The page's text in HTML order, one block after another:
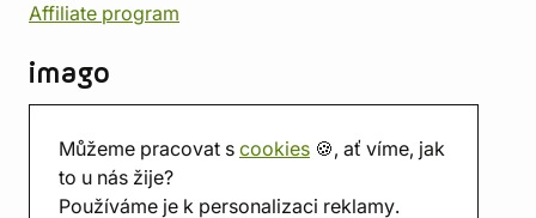
Můžeme pracovat s cookies 🍪, ať víme, jak
to u nás žije?
Používáme je k personalizaci reklamy.
Affiliate program
imago
Prodejna
Herna
O nás